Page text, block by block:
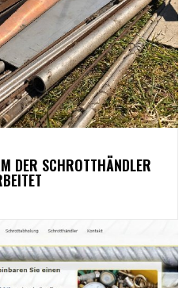
DER SCHROTTHÄNDLER